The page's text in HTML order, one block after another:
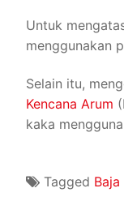
Untuk
menggunakan
Selain itu,
Kencana Arum
kaka
Tagged Baja